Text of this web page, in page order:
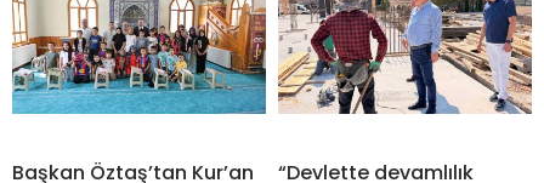
Başkan Öztaş’tan Kur’an
“Devlette devamlılık